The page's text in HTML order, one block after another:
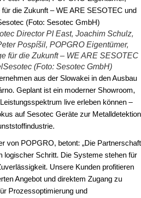
Director PI East, Joachim Schulz,
Pospíšil, POPGRO Eigentümer,
für die Zukunft – WE ARE SESOTEC
(Foto: Sesotec GmbH)
aus der Slowakei in den Ausbau
Geplant ist ein moderner Showroom,
live erleben können –
auf Sesotec Geräte zur Metalldetektion
von POPGRO, betont: „Die Partnerschaft
logischer Schritt. Die Systeme stehen für
Unsere Kunden profitieren
Angebot und direktem Zugang zu
Prozessoptimierung und